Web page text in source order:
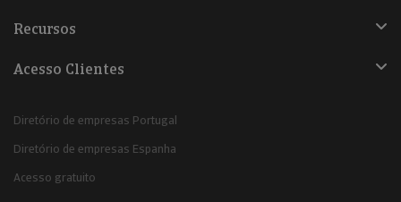
Recursos
Acesso Clientes
Diretório de empresas Portugal
Diretório de empresas Espanha
Acesso gratuito